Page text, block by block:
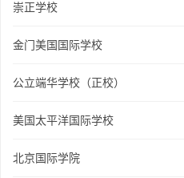
崇正学校
金门美国国际学校
公立端华学校（正校）
美国太平洋国际学校
北京国际学院